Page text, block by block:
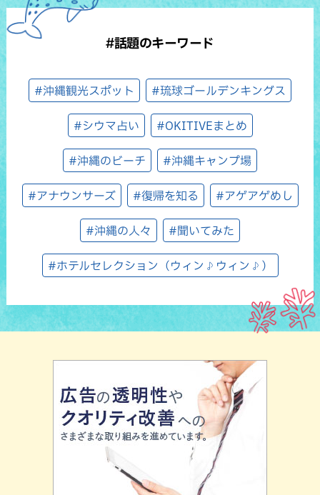
#話題のキーワード
#沖縄観光スポット #琉球ゴールデンキングス
#シウマ占い #OKITIVEまとめ
#沖縄のビーチ #沖縄キャンプ場
#アナウンサーズ #復帰を知る #アゲアゲめし
#沖縄の人々 #聞いてみた
#ホテルセレクション（ウィン♪ウィン♪）